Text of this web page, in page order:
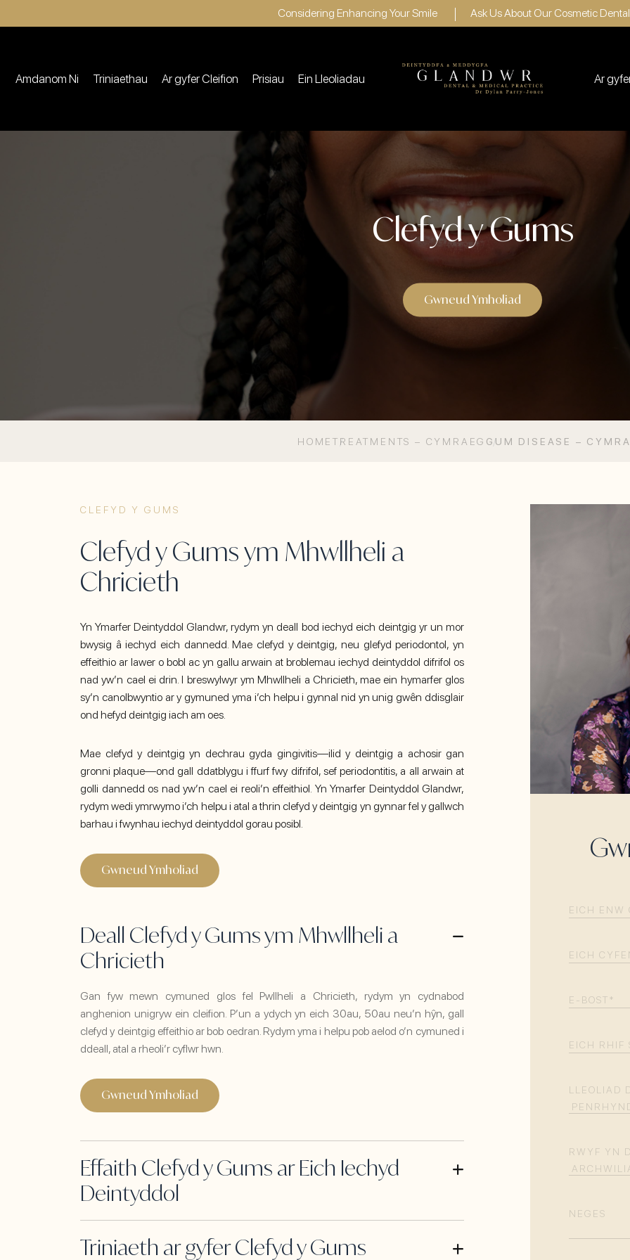
Considering Enhancing Your Smile Ask Us About Our Cosmetic
Amdanom Ni Triniaethau Ar gyfer Cleifion Prisiau Ein Lleoliadau Ar
Clefyd y Gums
Gwneud Ymholiad
HOMETREATMENTS – CYMRAEG GUM DISEASE –
CLEFYD Y GUMS
Clefyd y Gums ym Mhwllheli a
Chricieth
Yn Ymarfer Deintyddol Glandwr, rydym yn deall bod iechyd eich deintgig yr un mor
bwysig â iechyd eich dannedd. Mae clefyd y deintgig, neu glefyd periodontol, yn
effeithio ar lawer o bobl ac yn gallu arwain at broblemau iechyd deintyddol difrifol os
nad yw’n cael ei drin. I breswylwyr ym Mhwllheli a Chricieth, mae ein hymarfer glos
sy’n canolbwyntio ar y gymuned yma i’ch helpu i gynnal nid yn unig gwên ddisglair
ond hefyd deintgig iach am oes.
Mae clefyd y deintgig yn dechrau gyda gingivitis—ilid y deintgig a achosir gan
gronni plaque—ond gall ddatblygu i ffurf fwy difrifol, sef periodontitis, a all arwain at
golli dannedd os nad yw’n cael ei reoli’n effeithiol. Yn Ymarfer Deintyddol Glandwr,
rydym wedi ymrwymo i’ch helpu i atal a thrin clefyd y deintgig yn gynnar fel y gallwch
barhau i fwynhau iechyd deintyddol gorau posibl.
Gwneud Ymholiad
Deall Clefyd y Gums ym Mhwllheli a
Chricieth
Gan fyw mewn cymuned glos fel Pwllheli a Chricieth, rydym yn cydnabod
anghenion unigryw ein cleifion. P’un a ydych yn eich 30au, 50au neu’n hŷn, gall
clefyd y deintgig effeithio ar bob oedran. Rydym yma i helpu pob aelod o’n cymuned i
ddeall, atal a rheoli’r cyflwr hwn.
Gwneud Ymholiad
Effaith Clefyd y Gums ar Eich Iechyd
Deintyddol
Triniaeth ar gyfer Clefyd y Gums
EICH
EICH
E-
EICH
LLEOLIAD
RWYF YN
NEGES